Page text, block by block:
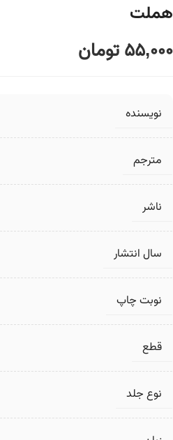
هملت
55,000تومان
نویسنده
مترجم
ناشر
سال انتشار
نوبت چاپ
قطع
نوع جلد